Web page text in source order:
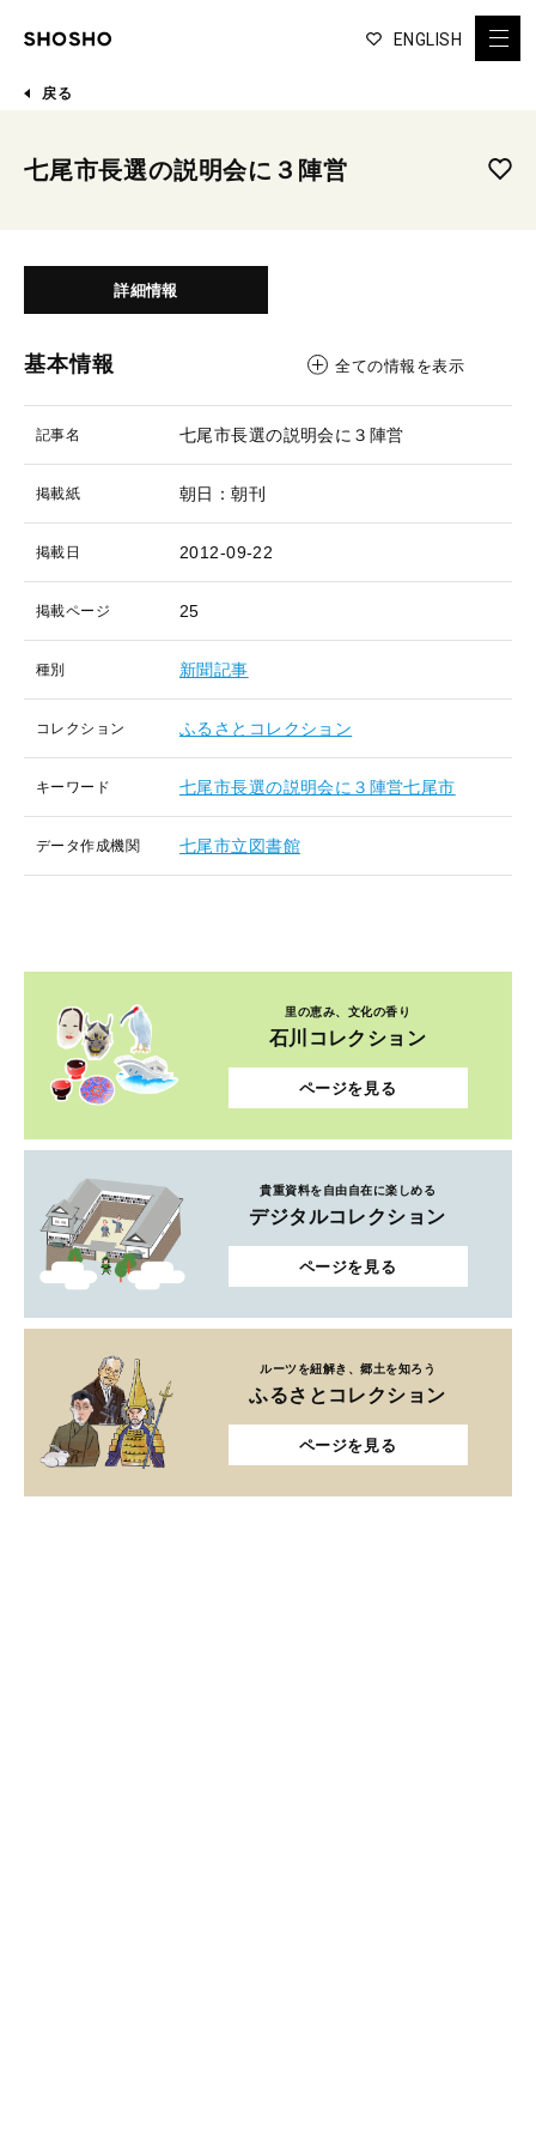
ENGLISH
戻る
七尾市長選の説明会に３陣営
詳細情報
基本情報 全ての情報を表示
記事名 七尾市長選の説明会に３陣営
掲載紙 朝日：朝刊
掲載日 2012-09-22
掲載ページ 25
種別 新聞記事
コレクション ふるさとコレクション
キーワード 七尾市長選の説明会に３陣営七尾市
データ作成機関 七尾市立図書館
里の恵み、文化の香り
石川コレクション
ページを見る
貴重資料を自由自在に楽しめる
デジタルコレクション
ページを見る
ルーツを紐解き、郷土を知ろう
ふるさとコレクション
ページを見る